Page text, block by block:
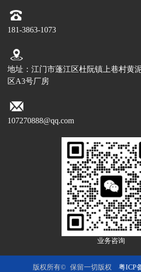
181-3863-1073
地址：江门市蓬江区杜阮镇上巷村黄
区A3号厂房
107270888@qq.com
业务咨询
版权所有© 保留一切版权 粤ICP